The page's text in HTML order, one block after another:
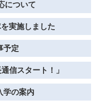
について
実施しました
予定
信スタート！」
学の案内